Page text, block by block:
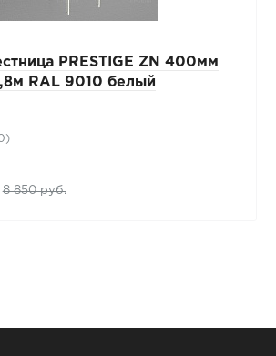
PRESTIGE ZN 400мм
RAL 9010 белый
8 850 руб.